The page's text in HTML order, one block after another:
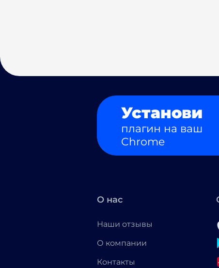
Установи
плагин на ваш
Chrome
О нас
Наши отзывы
О компании
Контакты